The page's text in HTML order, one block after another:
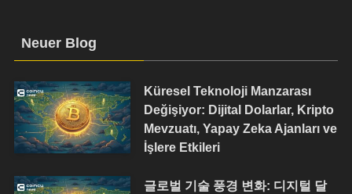
Neuer Blog
Küresel Teknoloji Manzarası
Değişiyor: Dijital Dolarlar, Kripto
Mevzuatı, Yapay Zeka Ajanları ve
İşlere Etkileri
글로벌 기술 풍경 변화: 디지털 달